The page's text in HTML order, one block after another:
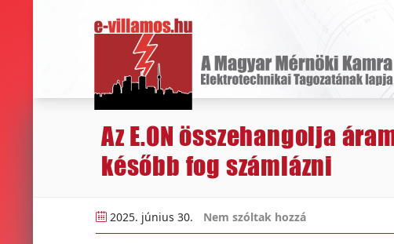
Az E.ON összehangolja
később fog számlázni
2025. június 30. Nem szóltak hozzá